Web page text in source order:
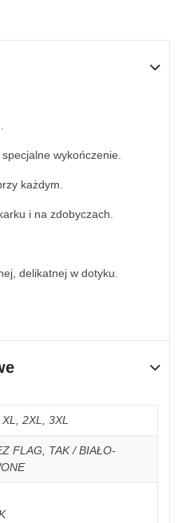
wykończenie.
każdym.
i na zdobyczach.
delikatnej w dotyku.
2XL, 3XL
FLAG, TAK / BIAŁO-